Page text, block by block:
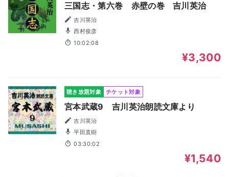
三国志・第六巻 赤壁の巻 吉川英治
吉川英治
西村俊彦
10:02:08
¥3,300
聴き放題対象 チケット対象
宮本武蔵9 吉川英治朗読文庫より
吉川英治
平田直樹
03:30:02
¥1,540